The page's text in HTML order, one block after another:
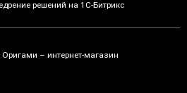
решений на 1С-Битрикс
– интернет-магазин